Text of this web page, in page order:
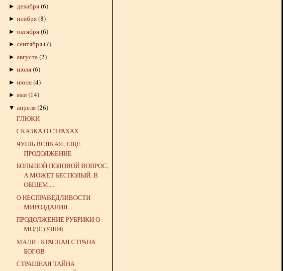
► декабря(6)
► ноября(8)
► октября(6)
► сентября(7)
► августа (2)
► июля(6)
► июня(4)
► мая(14)
▼ апреля(26)
ГЛЮКИ
СКАЗКА О СТРАХАХ
ЧУШЬ ВСЯКАЯ, ЕЩЁ
ПРОДОЛЖЕНИЕ
БОЛЬШОЙ ПОЛОВОЙ ВОПРОС,
А МОЖЕТ БЕСПОЛЫЙ. В
ОБЩЕМ,...
О НЕСПРАВЕДЛИВОСТИ
МИРОЗДАНИЯ
ПРОДОЛЖЕНИЕ РУБРИКИ О
МОДЕ (УШИ)
МАЛИ - КРАСНАЯ СТРАНА
БОГОВ
СТРАШНАЯ ТАЙНА